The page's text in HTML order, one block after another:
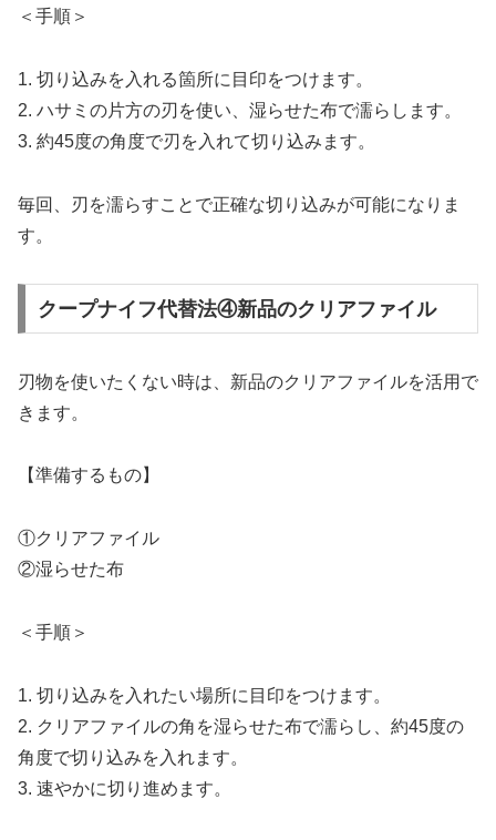
＜手順＞
1. 切り込みを入れる箇所に目印をつけます。
2. ハサミの片方の刃を使い、湿らせた布で濡らします。
3. 約45度の角度で刃を入れて切り込みます。
毎回、刃を濡らすことで正確な切り込みが可能になりま
す。
クープナイフ代替法④新品のクリアファイル
刃物を使いたくない時は、新品のクリアファイルを活用で
きます。
【準備するもの】
①クリアファイル
②湿らせた布
＜手順＞
1. 切り込みを入れたい場所に目印をつけます。
2. クリアファイルの角を湿らせた布で濡らし、約45度の
角度で切り込みを入れます。
3. 速やかに切り進めます。